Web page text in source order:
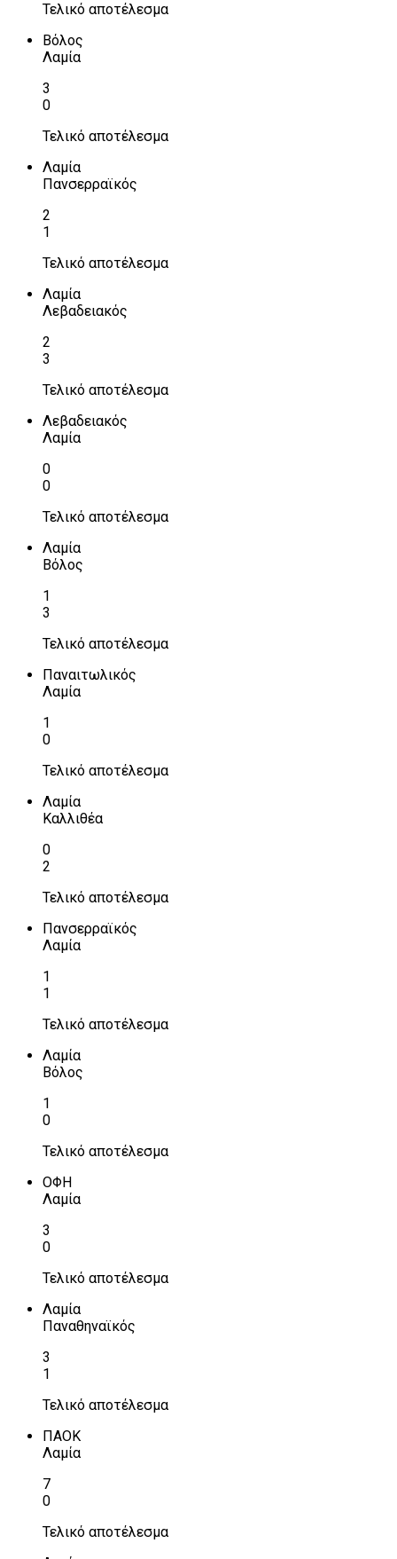
Τελικό αποτέλεσμα
Βόλος
Λαμία
3
0
Τελικό αποτέλεσμα
Λαμία
Πανσερραϊκός
2
1
Τελικό αποτέλεσμα
Λαμία
Λεβαδειακός
2
3
Τελικό αποτέλεσμα
Λεβαδειακός
Λαμία
0
0
Τελικό αποτέλεσμα
Λαμία
Βόλος
1
3
Τελικό αποτέλεσμα
Παναιτωλικός
Λαμία
1
0
Τελικό αποτέλεσμα
Λαμία
Καλλιθέα
0
2
Τελικό αποτέλεσμα
Πανσερραϊκός
Λαμία
1
1
Τελικό αποτέλεσμα
Λαμία
Βόλος
1
0
Τελικό αποτέλεσμα
ΟΦΗ
Λαμία
3
0
Τελικό αποτέλεσμα
Λαμία
Παναθηναϊκός
3
1
Τελικό αποτέλεσμα
ΠΑΟΚ
Λαμία
7
0
Τελικό αποτέλεσμα